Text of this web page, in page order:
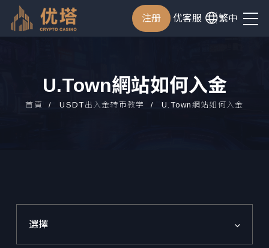
注册 优客服 繁中
U.Town網站如何入金
首頁 USDT出入金转币教学 U.Town網站如何入金
選擇